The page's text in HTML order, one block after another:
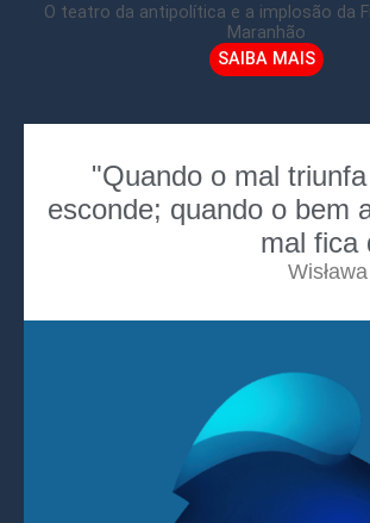
O teatro da antipolítica e a implosão da
Maranhão
SAIBA MAIS
"Quando o mal
esconde; quando o bem
mal fica